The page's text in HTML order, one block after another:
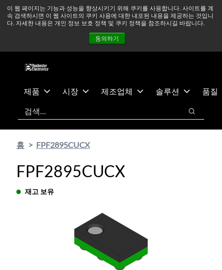
이 웹 페이지는 기능과 성능을 향상시키기 위해 쿠키를 사용합니다. 사이트를 계
속 검색하시면 이 웹 사이트의 쿠키 사용에 대한 내포된 내용을 제공하는 것입니
다. 자세한 내용은 개인 정보 보호 정책 및 쿠키 정책을 참조하시길 바랍니다.
동의하기
츠
건
중동 지역 상황을 지속적으로 주시하고 있으며, 모든 서비스는
정상적으로 운영되고 있습니다. 더 읽어보기 →
뉴스
문의하기
제품 시장 제조업체 솔루션
품질
검색
검색
홈 FPF2895CUCX
FPF2895CUCX
재고 보유